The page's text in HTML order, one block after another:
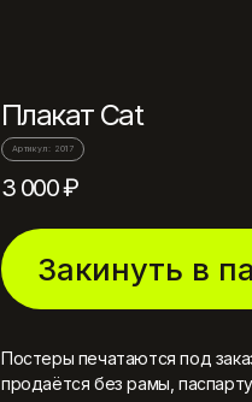
Плакат Cat
3 000₽
Закинуть в
Постеры печатаются под
продаётся без рамы,